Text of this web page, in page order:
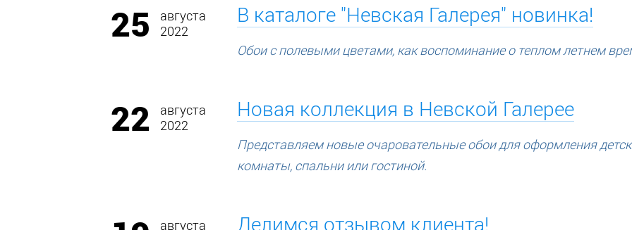
25
августа
2022
В каталоге "Невская Галерея" новинка!
Обои с полевыми цветами, как воспоминание о теплом летнем
22
августа
2022
Новая коллекция в Невской Галерее
Представляем новые очаровательные обои для оформления
комнаты, спальни или гостиной.
августа
Делимся отзывом клиента!